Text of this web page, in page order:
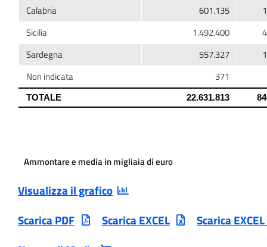
Ammontare e media in migliaia di euro